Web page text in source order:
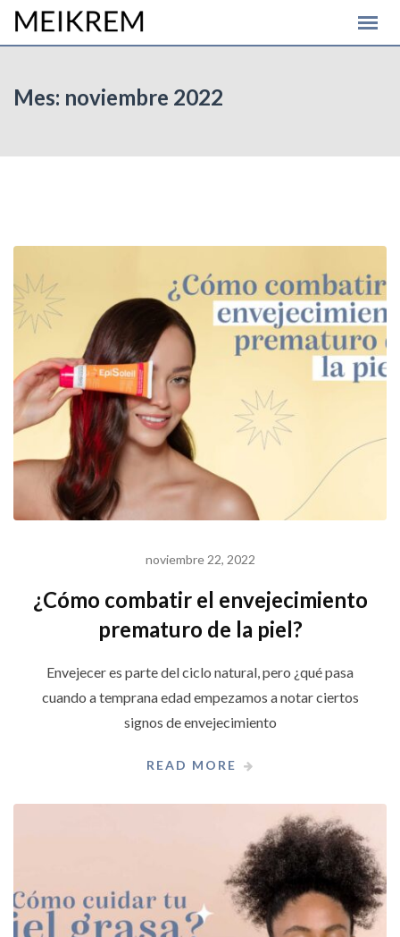
Skip
Mes: noviembre 2022
noviembre 22, 2022
¿Cómo combatir el envejecimiento
prematuro de la piel?
Envejecer es parte del ciclo natural, pero ¿qué pasa
cuando a temprana edad empezamos a notar ciertos
signos de envejecimiento
READ MORE